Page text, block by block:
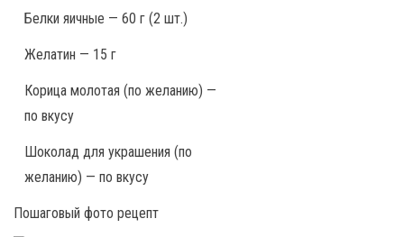
Белки яичные — 60 г (2 шт.)
Желатин — 15 г
Корица молотая (по желанию) —
по вкусу
Шоколад для украшения (по
желанию) — по вкусу
Пошаговый фото рецепт